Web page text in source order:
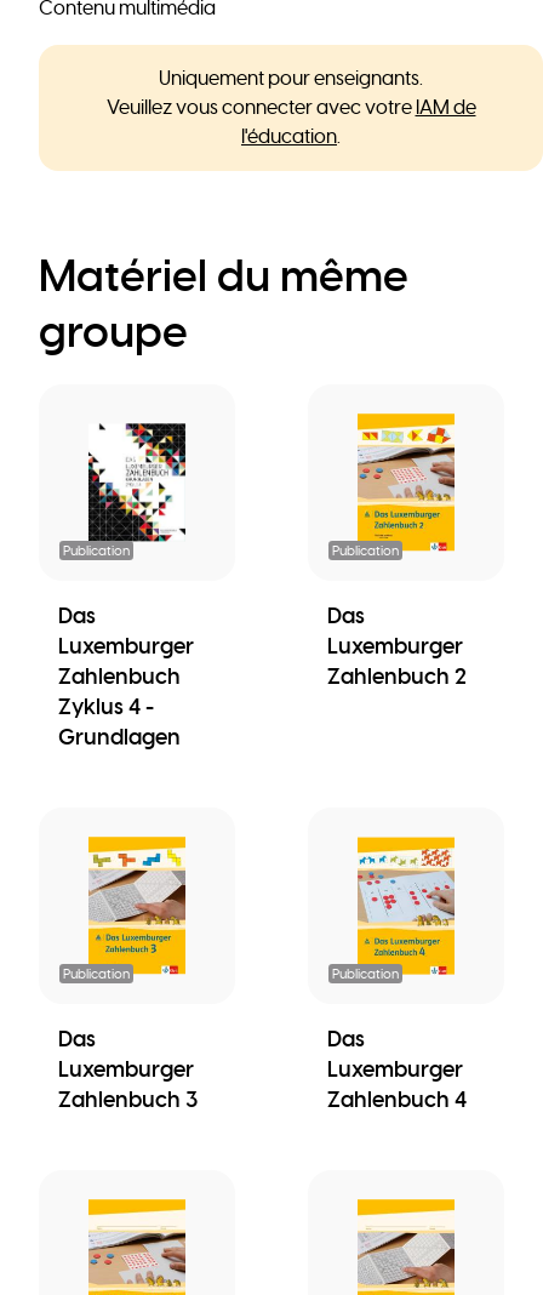
Contenu multimédia
Uniquement pour enseignants.
Veuillez vous connecter avec votre IAM de
l'éducation.
Matériel du même
groupe
Publication
Das
Luxemburger
Zahlenbuch
Zyklus 4 -
Grundlagen
Publication
Das
Luxemburger
Zahlenbuch 2
Publication
Das
Luxemburger
Zahlenbuch 3
Publication
Das
Luxemburger
Zahlenbuch 4